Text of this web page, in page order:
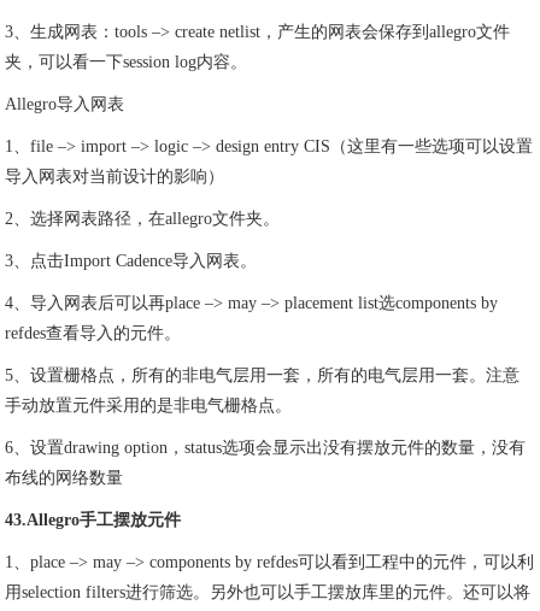
3、生成网表：tools –> create netlist，产生的网表会保存到allegro文件
夹，可以看一下session log内容。
Allegro导入网表
1、file –> import –> logic –> design entry CIS（这里有一些选项可以设置
导入网表对当前设计的影响）
2、选择网表路径，在allegro文件夹。
3、点击Import Cadence导入网表。
4、导入网表后可以再place –> may –> placement list选components by
refdes查看导入的元件。
5、设置栅格点，所有的非电气层用一套，所有的电气层用一套。注意
手动放置元件采用的是非电气栅格点。
6、设置drawing option，status选项会显示出没有摆放元件的数量，没有
布线的网络数量
43.Allegro手工摆放元件
1、place –> may –> components by refdes可以看到工程中的元件，可以利
用selection filters进行筛选。另外也可以手工摆放库里的元件。还可以将